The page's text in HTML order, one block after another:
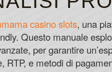
How To Win At A
One of the best
Slot Games Online
casino slots, una
Questo manuale
per garantire
RTP, e metodi di